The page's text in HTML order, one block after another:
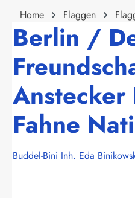
Home Flaggen
Berlin /
Anstecker
Fahne
Buddel-Bini Inh. Eda